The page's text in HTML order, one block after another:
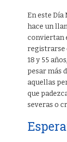
En este Día
hace un
conviertan
registrarse
18 y 55
pesar más
aquellas
que
severas o